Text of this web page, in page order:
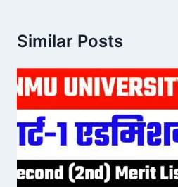
Similar Posts